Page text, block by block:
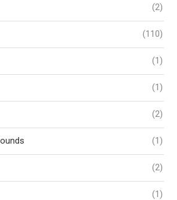
(2)
(110)
(1)
(1)
(2)
(1)
(2)
(1)